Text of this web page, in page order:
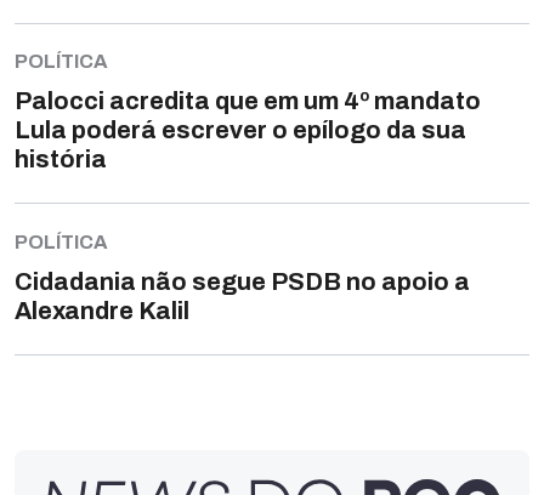
POLÍTICA
Palocci acredita que em um 4º mandato
Lula poderá escrever o epílogo da sua
história
POLÍTICA
Cidadania não segue PSDB no apoio a
Alexandre Kalil